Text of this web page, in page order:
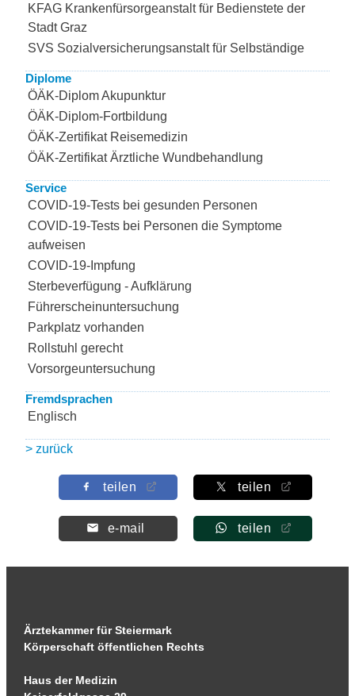
KFAG Krankenfürsorgeanstalt für Bedienstete der
Stadt Graz
SVS Sozialversicherungsanstalt für Selbständige
Diplome
ÖÄK-Diplom Akupunktur
ÖÄK-Diplom-Fortbildung
ÖÄK-Zertifikat Reisemedizin
ÖÄK-Zertifikat Ärztliche Wundbehandlung
Service
COVID-19-Tests bei gesunden Personen
COVID-19-Tests bei Personen die Symptome
aufweisen
COVID-19-Impfung
Sterbeverfügung - Aufklärung
Führerscheinuntersuchung
Parkplatz vorhanden
Rollstuhl gerecht
Vorsorgeuntersuchung
Fremdsprachen
Englisch
> zurück
teilen teilen
e-mail teilen
Ärztekammer für Steiermark
Körperschaft öffentlichen Rechts
Haus der Medizin